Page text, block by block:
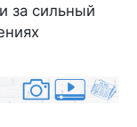
за сильный